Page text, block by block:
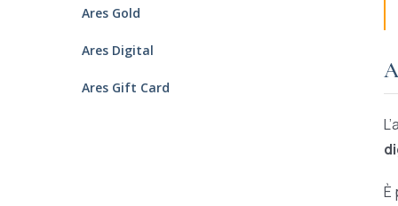
È
Ares Gold
Ares Digital
Ares Gift Card